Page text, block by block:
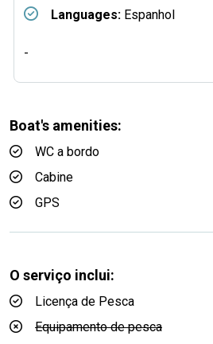
Languages: Espanhol
-
Boat's amenities:
WC a bordo
Cabine
GPS
O serviço inclui:
Licença de Pesca
Equipamento de pesca